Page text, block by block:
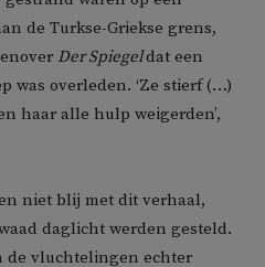
de Turkse-Griekse grens,
Der Spiegeldat een
was overleden. ‘Ze stierf (…)
haar alle hulp weigerden’,
niet blij met dit verhaal,
daglicht werden gesteld.
de vluchtelingen echter